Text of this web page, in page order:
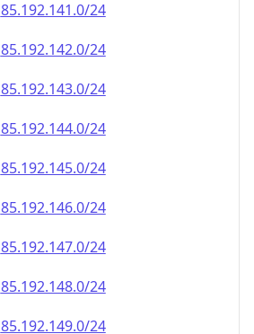
85.192.142.0/24
85.192.143.0/24
85.192.144.0/24
85.192.145.0/24
85.192.146.0/24
85.192.147.0/24
85.192.148.0/24
85.192.149.0/24
85.192.150.0/24